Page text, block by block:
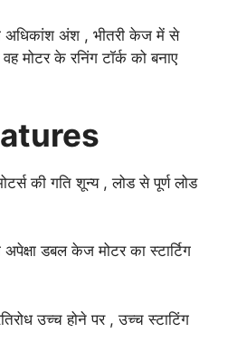
अधिकांश अंश , भीतरी केज में से
मोटर के रनिंग टॉर्क को बनाए
की गति शून्य , लोड से पूर्ण लोड
डबल केज मोटर का स्टार्टिग
उच्च होने पर , उच्च स्टाटिंग